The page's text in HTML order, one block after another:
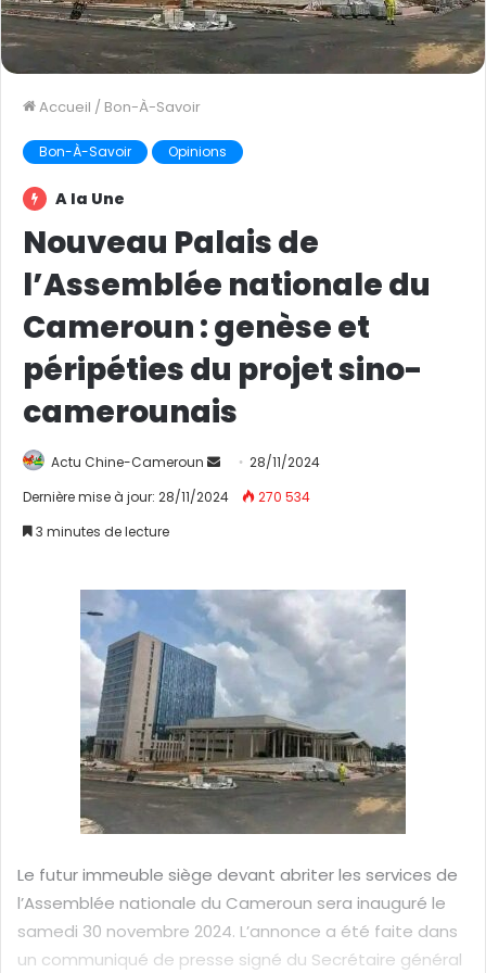
Accueil / Bon-À-Savoir
Bon-À-Savoir Opinions
A la Une
Nouveau Palais de
l’Assemblée nationale du
Cameroun : genèse et
péripéties du projet sino-
camerounais
Actu Chine-Cameroun
n
e
u
c
o
u
r
i
l
28/11/2024
Dernière mise à jour: 28/11/2024
270 534
3 minutes de lecture
Le futur immeuble siège devant abriter les services de
l’Assemblée nationale du Cameroun sera inauguré le
samedi 30 novembre 2024. L’annonce a été faite dans
un communiqué de presse signé du Secrétaire général